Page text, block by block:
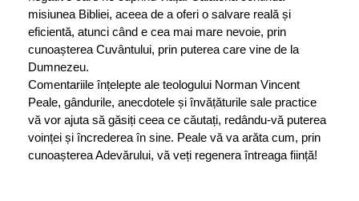
misiunea Bibliei, aceea de a oferi o salvare reală și
eficientă, atunci când e cea mai mare nevoie, prin
cunoașterea Cuvântului, prin puterea care vine de la
Dumnezeu.
Comentariile înțelepte ale teologului Norman Vincent
Peale, gândurile, anecdotele și învățăturile sale practice
vă vor ajuta să găsiți ceea ce căutați, redându-vă puterea
voinței și încrederea în sine. Peale vă va arăta cum, prin
cunoașterea Adevărului, vă veți regenera întreaga ființă!